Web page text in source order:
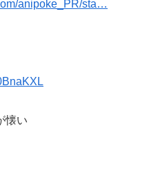
anipoke_PR/sta…
懐い